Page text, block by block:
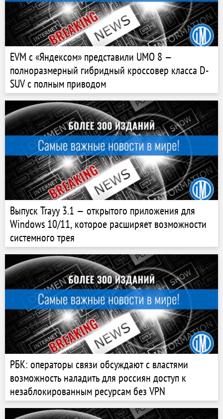
EVM с «Яндексом» представили UMO 8 —
полноразмерный гибридный кроссовер класса D-
SUV с полным приводом
Выпуск Trayy 3.1 — открытого приложения для
Windows 10/11, которое расширяет возможности
системного трея
РБК: операторы связи обсуждают с властями
возможность наладить для россиян доступ к
незаблокированным ресурсам без VPN